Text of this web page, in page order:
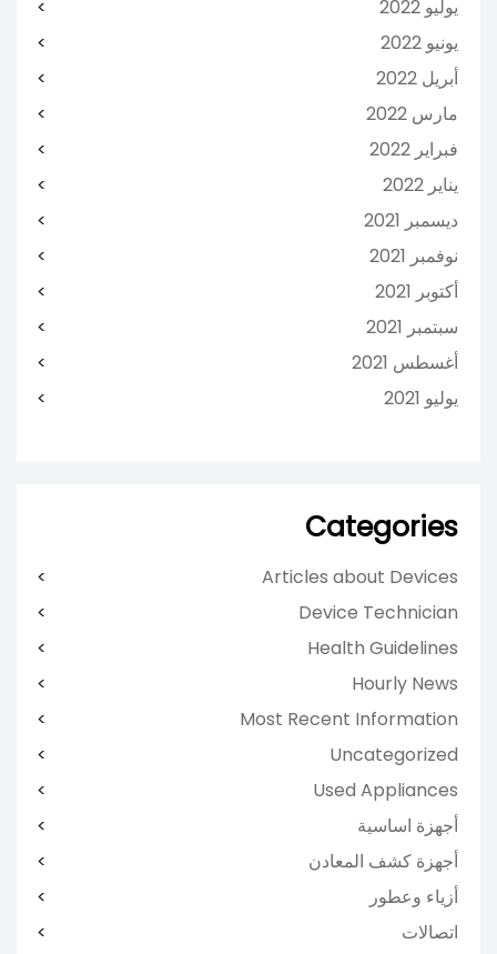
يوليو 2022
يونيو 2022
أبريل 2022
مارس 2022
فبراير 2022
يناير 2022
ديسمبر 2021
نوفمبر 2021
أكتوبر 2021
سبتمبر 2021
أغسطس 2021
يوليو 2021
Categories
Articles about Devices
Device Technician
Health Guidelines
Hourly News
Most Recent Information
Uncategorized
Used Appliances
أجهزة اساسية
أجهزة كشف المعادن
أزياء وعطور
اتصالات